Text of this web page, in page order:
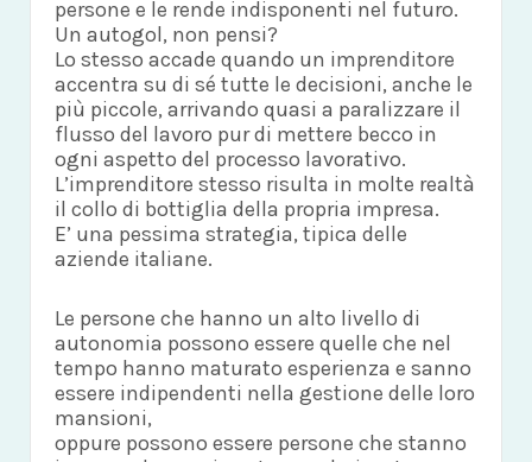
persone e le rende indisponenti nel futuro.
Un autogol, non pensi?
Lo stesso accade quando un imprenditore
accentra su di sé tutte le decisioni, anche le
più piccole, arrivando quasi a paralizzare il
flusso del lavoro pur di mettere becco in
ogni aspetto del processo lavorativo.
L’imprenditore stesso risulta in molte realtà
il collo di bottiglia della propria impresa.
E’ una pessima strategia, tipica delle
aziende italiane.
Le persone che hanno un alto livello di
autonomia possono essere quelle che nel
tempo hanno maturato esperienza e sanno
essere indipendenti nella gestione delle loro
mansioni,
oppure possono essere persone che stanno